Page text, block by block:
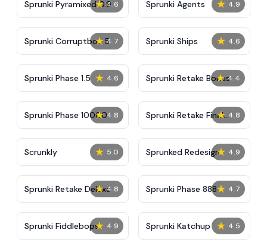
★ 4.6
Sprunki Pyramixed 0.9 ★ 4.9
Sprunki Agents
★ 4.7
Sprunki Corruptbox 5 ★ 4.6
Sprunki Ships
★ 4.6
Sprunki Phase 1.5 ★ 4.4
Sprunki Retake Bonus
★ 4.8
Sprunki Phase 10000 ★ 4.8
Sprunki Retake Final
Update
★ 5.0
Scrunkly ★ 4.9
Sprunked Redesign
★ 4.8
Sprunki Retake Deluxe ★ 4.7
Sprunki Phase 888
★ 4.9
Sprunki Fiddlebops ★ 4.5
Sprunki Katchup